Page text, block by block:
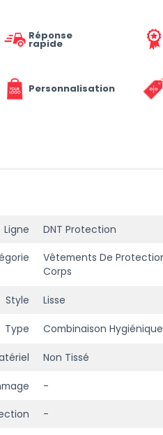
Réponse
rapide
Personnalisation
Ligne DNT Protection
Vêtements De
Corps
Style Lisse
Type Combinaison Hygiénique
Non Tissé
-
-